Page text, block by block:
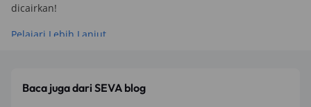
dicairkan!
Pelajari Lebih Lanjut
Baca juga dari SEVA blog